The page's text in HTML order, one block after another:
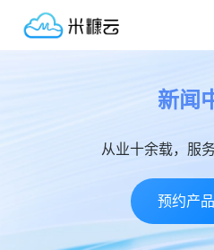
新闻
从业十余载，服
预约产